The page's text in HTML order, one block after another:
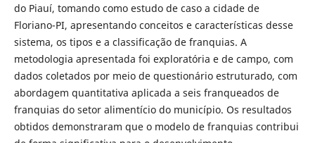
do Piauí, tomando como estudo de caso a cidade de
Floriano-PI, apresentando conceitos e características desse
sistema, os tipos e a classificação de franquias. A
metodologia apresentada foi exploratória e de campo, com
dados coletados por meio de questionário estruturado, com
abordagem quantitativa aplicada a seis franqueados de
franquias do setor alimentício do município. Os resultados
obtidos demonstraram que o modelo de franquias contribui